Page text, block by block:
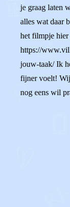
je graag laten
alles wat daar
het filmpje
https://
jouw-taak/ Ik
fijner voelt!
nog eens wil